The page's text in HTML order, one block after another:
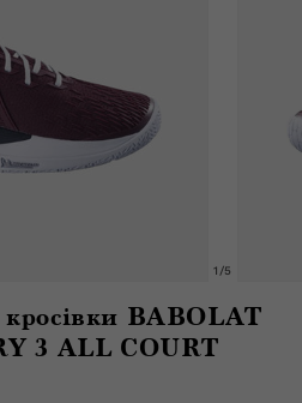
2
1 /з5
кросівки BABOLAT
3 ALL COURT